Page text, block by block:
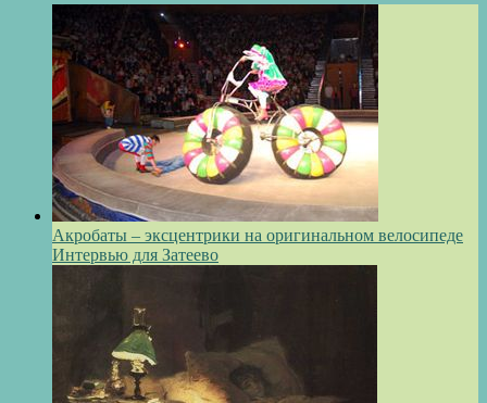
Акробаты – эксцентрики на оригинальном велосипеде
Интервью для Затеево